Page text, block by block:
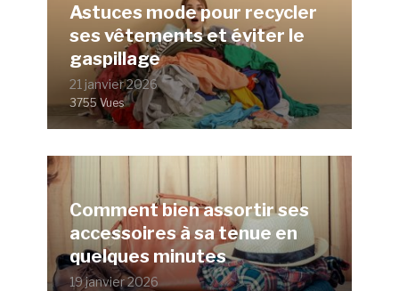
Astuces mode pour recycler
ses vêtements et éviter le
gaspillage
21 janvier 2026
3755 Vues
Comment bien assortir ses
accessoires à sa tenue en
quelques minutes
19 janvier 2026